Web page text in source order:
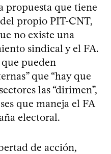
propuesta que tiene
propio PIT-CNT,
no existe una
sindical y el FA.
pueden
que “hay que
las “dirimen”,
que maneja el FA
electoral.
de acción,